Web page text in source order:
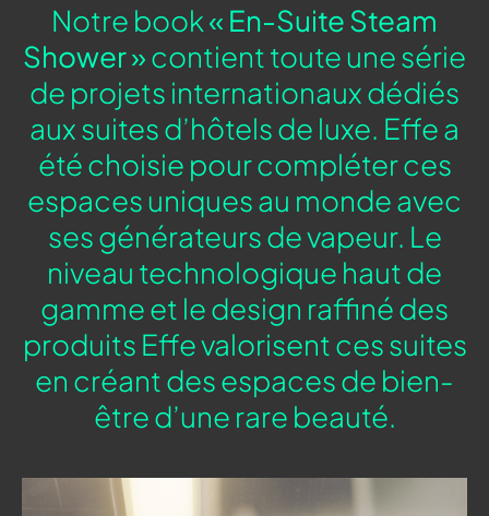
Notre book« En-Suite Steam
Shower »contient toute une série
de projets internationaux dédiés
aux suites d’hôtels de luxe. Effe a
été choisie pour compléter ces
espaces uniques au monde avec
ses générateurs de vapeur. Le
niveau technologique haut de
gamme et le design raffiné des
produits Effe valorisent ces suites
en créant des espaces de bien-
être d’une rare beauté.